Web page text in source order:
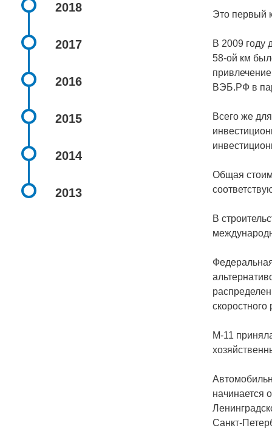
2018
2017
2016
2015
2014
2013
Это первый
В 2009 году
58-ой км
ВЭБ.РФ в
Всего же
Общая
В
М-11
начинается
Санкт-